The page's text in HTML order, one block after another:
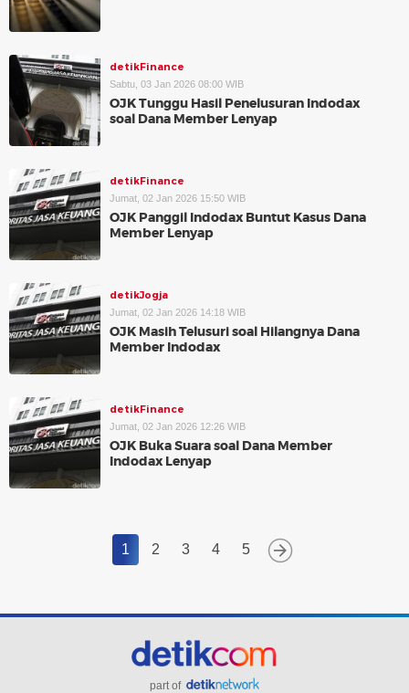
detikFinance
Sabtu, 03 Jan 2026 08:00 WIB
OJK Tunggu Hasil Penelusuran Indodax
soal Dana Member Lenyap
detikFinance
Jumat, 02 Jan 2026 15:50 WIB
OJK Panggil Indodax Buntut Kasus Dana
Member Lenyap
detikJogja
Jumat, 02 Jan 2026 14:18 WIB
OJK Masih Telusuri soal Hilangnya Dana
Member Indodax
detikFinance
Jumat, 02 Jan 2026 12:26 WIB
OJK Buka Suara soal Dana Member
Indodax Lenyap
1 2 3 4 5
part of